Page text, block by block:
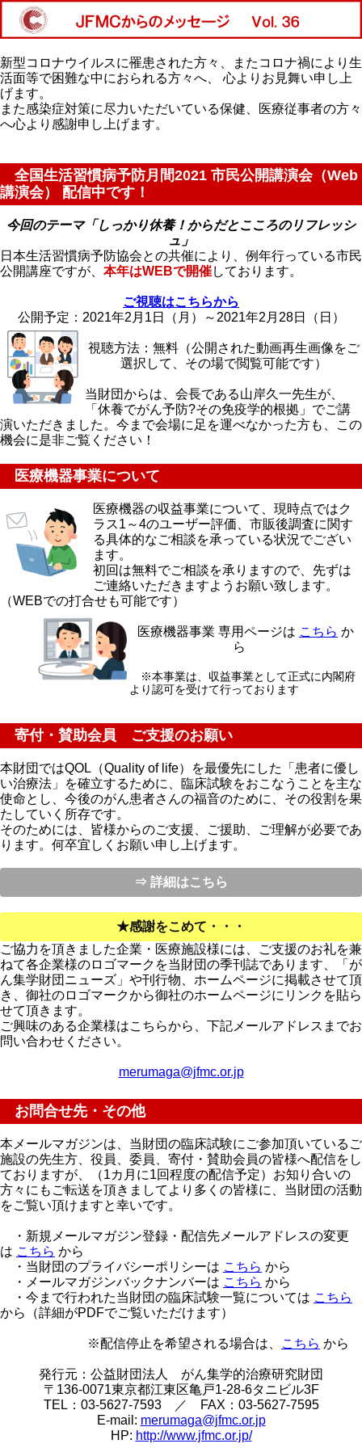
新型コロナウイルスに罹患された方々、またコロナ禍により生
活面等で困難な中におられる方々へ、 心よりお見舞い申し上
げます。
また感染症対策に尽力いただいている保健、医療従事者の方々
へ心より感謝申し上げます。
全国生活習慣病予防月間2021 市民公開講演会（Web
講演会） 配信中です！
今回のテーマ「しっかり休養！からだとこころのリフレッシ
ュ」
日本生活習慣病予防協会との共催により、例年行っている市民
公開講座ですが、 本年はWEBで開催しております。
ご視聴はこちらから
公開予定：2021年2月1日（月）～2021年2月28日（日）
視聴方法：無料（公開された動画再生画像をご
選択して、その場で閲覧可能です）
当財団からは、会長である山岸久一先生が、
「休養でがん予防?その免疫学的根拠」でご講
演いただきました。 今まで会場に足を運べなかった方も、この
機会に是非ご覧ください！
医療機器事業について
医療機器の収益事業について、現時点ではク
ラス1～4のユーザー評価、市販後調査に関す
る具体的なご相談を承っている状況でござい
ます。
初回は無料でご相談を承りますので、先ずは
ご連絡いただきますようお願い致します。
（WEBでの打合せも可能です）
医療機器事業 専用ページは こちら か
ら
※本事業は、収益事業として正式に内閣府
より認可を受けて行っております
寄付・賛助会員 ご支援のお願い
本財団ではQOL（Quality of life）を最優先にした「患者に優し
い治療法」を確立するために、臨床試験をおこなうことを主な
使命とし、今後のがん患者さんの福音のために、その役割を果
たしていく所存です。
そのためには、皆様からのご支援、ご援助、ご理解が必要であ
ります。何卒宜しくお願い申し上げます。
⇒ 詳細はこちら
★感謝をこめて・・・
ご協力を頂きました企業・医療施設様には、ご支援のお礼を兼
ねて各企業様のロゴマークを当財団の季刊誌であります、「が
ん集学財団ニューズ」や刊行物、ホームページに掲載させて頂
き、御社のロゴマークから御社のホームページにリンクを貼ら
せて頂きます。
ご興味のある企業様はこちらから、下記メールアドレスまでお
問い合わせください。
merumaga@jfmc.or.jp
お問合せ先・その他
本メールマガジンは、当財団の臨床試験にご参加頂いているご
施設の先生方、役員、委員、寄付・賛助会員の皆様へ配信をし
ておりますが、（1カ月に1回程度の配信予定）お知り合いの
方々にもご転送を頂きましてより多くの皆様に、当財団の活動
をご覧い頂けますと幸いです。
・新規メールマガジン登録・配信先メールアドレスの変更
は こちら から
・当財団のプライバシーポリシーは こちら から
・メールマガジンバックナンバーは こちら から
・今まで行われた当財団の臨床試験一覧については こちら
から（詳細がPDFでご覧いただけます）
※配信停止を希望される場合は、 こちら から
発行元：公益財団法人 がん集学的治療研究財団
〒136-0071東京都江東区亀戸1-28-6タニビル3F
TEL：03-5627-7593 ／ FAX：03-5627-7595
E-mail: merumaga@jfmc.or.jp
HP: http://www.jfmc.or.jp/